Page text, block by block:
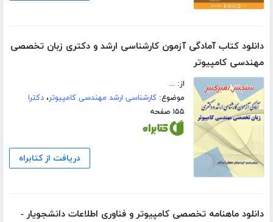
دانلود کتاب آمادگی آزمون کارشناسی ارشد و دکتری زبان تخصصی
مهندسی کامپیوتر
از: ...
موضوع:کارشناسی ارشد مهندسی کامپیوتر،دکترا
۱۵۵ صفحه
دریافت از کتابراه
دانلود ماهنامه تخصصی کامپیوتر و فناوری اطلاعات دانشجویار -